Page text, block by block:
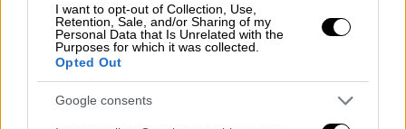
I want to opt-out of Collection, Use,
Retention, Sale, and/or Sharing of my
Personal Data that Is Unrelated with the
Purposes for which it was collected.
Opted Out
Google consents
έχουν προλάβει οι Πυροσβεστικές δυνάμεις.
Η προσπάθεια εστιάζεται στο δυτικο
μέτωπο, που είναι ενεργό και έχει γίνει ζώνη
προς Βρίσα. Επιχειρούν 3 τρακτορες, 2
CL415 και ένα Mi8.